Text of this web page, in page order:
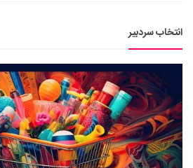
انتخاب سردبیر